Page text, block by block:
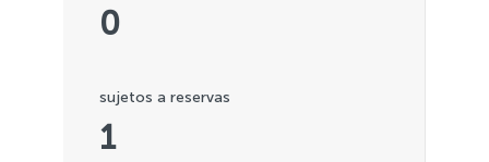
0
1
sujetos a reservas